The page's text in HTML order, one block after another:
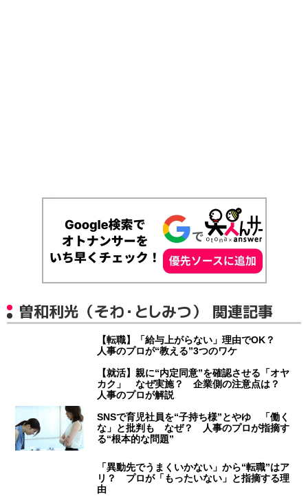
曽和利光（そわ・としみつ） 関連記事
【転職】「給与上がらない」理由でOK？
人事のプロが“教える”3つのワケ
【就活】親に“内定同意”を確認させる「オヤ
カク」 なぜ実施？ 企業側の注意点は？
人事のプロが解説
SNSで育児社員を“子持ち様”とやゆ 「働く
な」と批判も なぜ？ 人事のプロが指摘す
る“根本的な問題”
「異動先でうまくいかない」から“転職”はア
リ？ プロが「もったいない」と指摘する理
由